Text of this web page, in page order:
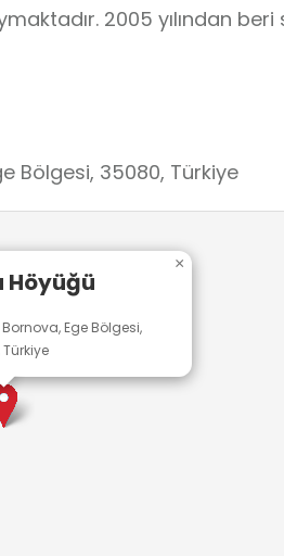
2005 yılından
Bölgesi, 35080, Türkiye
Höyüğü
Ege Bölgesi,
×